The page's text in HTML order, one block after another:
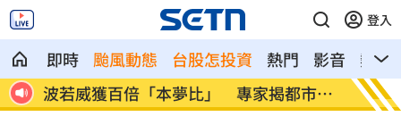
登入
即時 颱風動態 台股怎投資 熱門 影音
熱搜
傳
LINE更新傳災情！ 用戶怨「主題全報
廢」
美國
進